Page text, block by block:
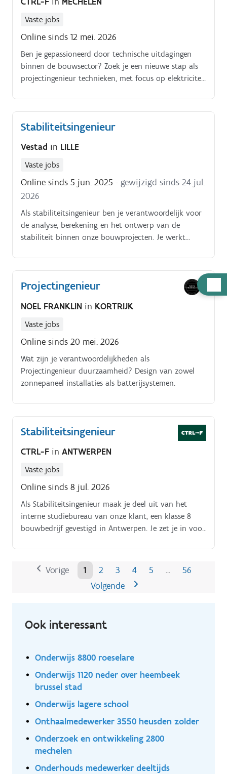
Vaste jobs
Online sinds 12 mei. 2026
Ben je gepassioneerd door technische uitdagingen
binnen de bouwsector? Zoek je een nieuwe stap als
projectingenieur technieken, met focus op elektriciteit
Stabiliteitsingenieur
Vestad in LILLE
Vaste jobs
Online sinds 5 jun. 2025 - gewijzigd sinds 24 jul.
2026
Als stabiliteitsingenieur ben je verantwoordelijk voor
de analyse, berekening en het ontwerp van de
stabiliteit binnen onze bouwprojecten. Je werkt
oplossingen te komen. Je bent betrokken bij het
volledige traject, van het voorontwerp tot en met de
uitvoering, en zorgt voor een correcte opvolging. Om
de projecten tot een goed einde te brengen, bundel je
de krachten met ons team van tekenaars.
Projectingenieur
NOEL FRANKLIN in KORTRIJK
Vaste jobs
Online sinds 20 mei. 2026
Wat zijn je verantwoordelijkheden als
Projectingenieur duurzaamheid? Design van zowel
zonnepaneel installaties als batterijsystemen.
Stabiliteitsingenieur
CTRL-F in ANTWERPEN
Vaste jobs
Online sinds 8 jul. 2026
Als Stabiliteitsingenieur maak je deel uit van het
interne studiebureau van onze klant, een klasse 8
bouwbedrijf gevestigd in Antwerpen. Je zet je in voor
volgens traditionele contractvormen.
Vorige 1 2 3 4 5
56
Volgende
Ook interessant
Onderwijs 8800 roeselare
Onderwijs 1120 neder over heembeek
brussel stad
Onderwijs lagere school
Onthaalmedewerker 3550 heusden zolder
Onderzoek en ontwikkeling 2800
mechelen
Onderhouds medewerker deeltijds